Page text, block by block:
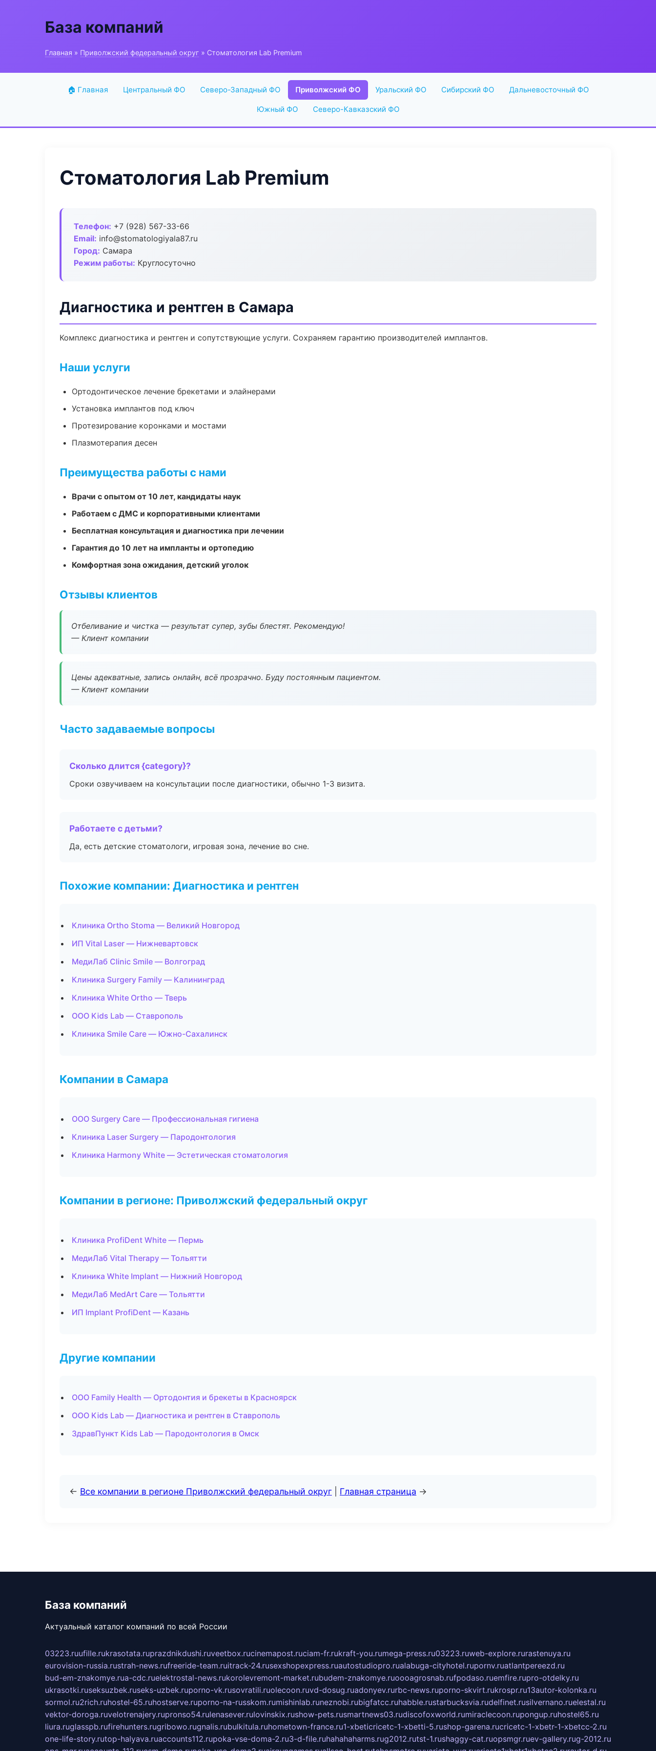
База компаний
Главная » Приволжский федеральный округ » Стоматология Lab Premium
🏠 Главная Центральный ФО Северо-Западный ФО Приволжский ФО Уральский ФО Сибирский ФО Дальневосточный ФО
Южный ФО Северо-Кавказский ФО
Стоматология Lab Premium
Телефон: +7 (928) 567-33-66
Email: info@stomatologiyala87.ru
Город: Самара
Режим работы: Круглосуточно
Диагностика и рентген в Самара
Комплекс диагностика и рентген и сопутствующие услуги. Сохраняем гарантию производителей имплантов.
Наши услуги
Ортодонтическое лечение брекетами и элайнерами
Установка имплантов под ключ
Протезирование коронками и мостами
Плазмотерапия десен
Преимущества работы с нами
Врачи с опытом от 10 лет, кандидаты наук
Работаем с ДМС и корпоративными клиентами
Бесплатная консультация и диагностика при лечении
Гарантия до 10 лет на импланты и ортопедию
Комфортная зона ожидания, детский уголок
Отзывы клиентов
Отбеливание и чистка — результат супер, зубы блестят. Рекомендую!
— Клиент компании
Цены адекватные, запись онлайн, всё прозрачно. Буду постоянным пациентом.
— Клиент компании
Часто задаваемые вопросы
Сколько длится {category}?
Сроки озвучиваем на консультации после диагностики, обычно 1-3 визита.
Работаете с детьми?
Да, есть детские стоматологи, игровая зона, лечение во сне.
Похожие компании: Диагностика и рентген
Клиника Ortho Stoma — Великий Новгород
ИП Vital Laser — Нижневартовск
МедиЛаб Clinic Smile — Волгоград
Клиника Surgery Family — Калининград
Клиника White Ortho — Тверь
ООО Kids Lab — Ставрополь
Клиника Smile Care — Южно-Сахалинск
Компании в Самара
ООО Surgery Care — Профессиональная гигиена
Клиника Laser Surgery — Пародонтология
Клиника Harmony White — Эстетическая стоматология
Компании в регионе: Приволжский федеральный округ
Клиника ProfiDent White — Пермь
МедиЛаб Vital Therapy — Тольятти
Клиника White Implant — Нижний Новгород
МедиЛаб MedArt Care — Тольятти
ИП Implant ProfiDent — Казань
Другие компании
ООО Family Health — Ортодонтия и брекеты в Красноярск
ООО Kids Lab — Диагностика и рентген в Ставрополь
ЗдравПункт Kids Lab — Пародонтология в Омск
← Все компании в регионе Приволжский федеральный округ Главная страница →
База компаний
Актуальный каталог компаний по всей России
03223.ruufille.rukrasotata.ruprazdnikdushi.ruveetbox.rucinemapost.ruciam-fr.rukraft-you.rumega-press.ru03223.ruweb-explore.rurastenuya.ru
eurovision-russia.rustrah-news.rufreeride-team.ruitrack-24.rusexshopexpress.ruautostudiopro.rualabuga-cityhotel.rupornv.ruatlantpereezd.ru
bud-em-znakomye.rua-cdc.ruelektrostal-news.rukorolevremont-market.rubudem-znakomye.ruoooagrosnab.rufpodaso.ruemfire.rupro-otdelky.ru
ukrasotki.ruseksuzbek.ruseks-uzbek.ruporno-vk.rusovratili.ruolecoon.ruvd-dosug.ruadonyev.rurbc-news.ruporno-skvirt.rukrospr.ru13autor-kolonka.ru
sormol.ru2rich.ruhostel-65.ruhostserve.ruporno-na-russkom.rumishinlab.runeznobi.rubigfatcc.ruhabble.rustarbucksvia.rudelfinet.rusilvernano.ruelestal.ru
vektor-doroga.ruvelotrenajery.rupronso54.rulenasever.rulovinskix.rushow-pets.rusmartnews03.rudiscofoxworld.rumiraclecoon.rupongup.ruhostel65.ru
liura.ruglasspb.rufirehunters.rugribowo.rugnalis.rubulkitula.ruhometown-france.ru1-xbeticricetc-1-xbetti-5.rushop-garena.rucricetc-1-xbetr-1-xbetcc-2.ru
one-life-story.rutop-halyava.ruaccounts112.rupoka-vse-doma-2.ru3-d-file.ruhahahaharms.rug2012.rutst-1.rushaggy-cat.ruopsmgr.ruev-gallery.rug-2012.ru